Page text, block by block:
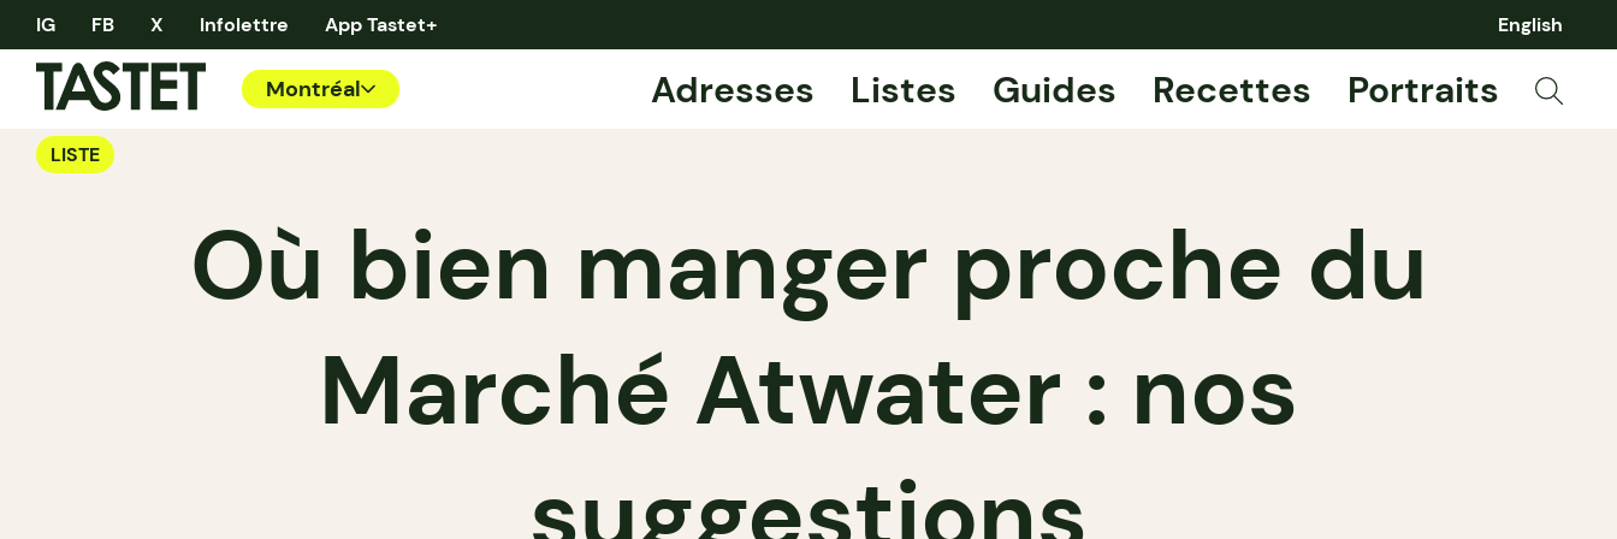
IG FB X Infolettre App Tastet+ English
Montréal Adresses Listes Guides Recettes Portraits
LISTE
Où bien manger proche du
Marché Atwater : nos